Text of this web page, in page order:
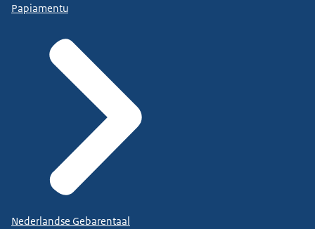
Papiamentu
Nederlandse Gebarentaal